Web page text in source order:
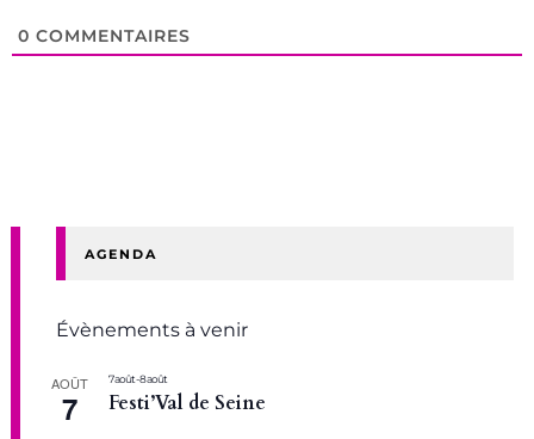
0 COMMENTAIRES
AGENDA
Évènements à venir
AOÛT
7
7 août-8 août
Festi’Val de Seine